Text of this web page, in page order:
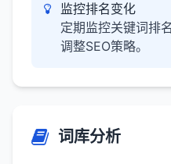
监控排名变化
定期监控关键词排
调整SEO策略。
词库分析